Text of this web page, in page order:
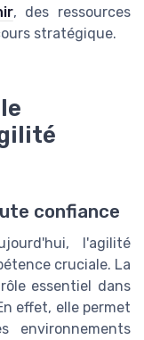
, des ressources
stratégique.
confiance
l'agilité
cruciale. La
essentiel dans
effet, elle permet
environnements